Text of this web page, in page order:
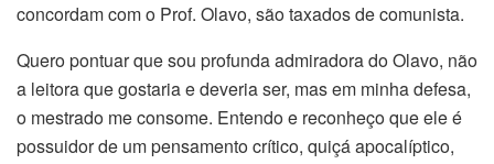
concordam com o Prof. Olavo, são taxados de comunista.
Quero pontuar que sou profunda admiradora do Olavo, não
a leitora que gostaria e deveria ser, mas em minha defesa,
o mestrado me consome. Entendo e reconheço que ele é
possuidor de um pensamento crítico, quiçá apocalíptico,